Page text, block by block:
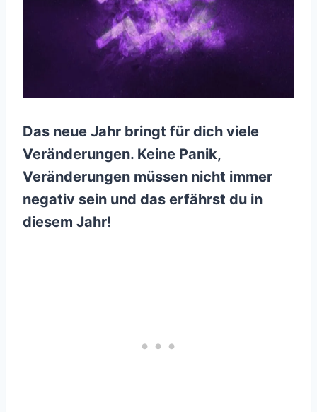
Das neue Jahr bringt für dich viele
Veränderungen. Keine Panik,
Veränderungen müssen nicht immer
negativ sein und das erfährst du in
diesem Jahr!